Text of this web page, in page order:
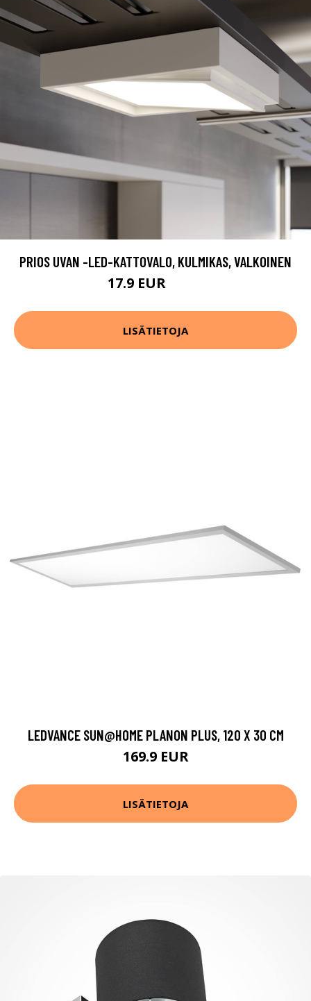
PRIOS UVAN -LED-KATTOVALO, KULMIKAS, VALKOINEN
17.9 EUR
LISÄTIETOJA
LEDVANCE SUN@HOME PLANON PLUS, 120 X 30 CM
169.9 EUR
LISÄTIETOJA